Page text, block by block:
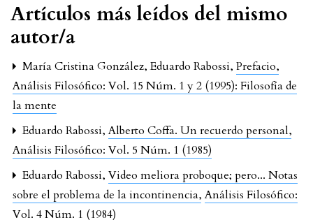
Artículos más leídos del mismo
autor/a
María Cristina González, Eduardo Rabossi, Prefacio,
Análisis Filosófico: Vol. 15 Núm. 1 y 2 (1995): Filosofía de
la mente
Eduardo Rabossi,Alberto Coffa. Un recuerdo personal,
Análisis Filosófico: Vol. 5 Núm. 1 (1985)
Eduardo Rabossi, Video meliora proboque; pero... Notas
sobre el problema de la incontinencia,Análisis Filosófico:
Vol. 4 Núm. 1 (1984)